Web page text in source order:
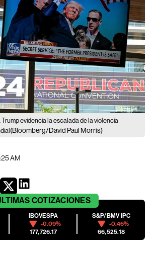
evidencia la escalada de la violencia
(Bloomberg/David Paul Morris)
AM
COTIZACIONES
IBOVESPA
-0.09%
177,726.17
S&P/BMV IPC
-0.46%
66,525.18